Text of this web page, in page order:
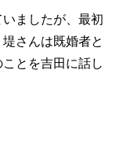
ましたが、最初
さんは既婚者と
とを吉田に話し